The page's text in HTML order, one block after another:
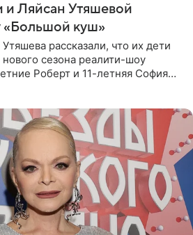
и Ляйсан Утяшевой
«Большой куш»
рассказали, что их дети
сезона реалити-шоу
Роберт и 11-летняя София